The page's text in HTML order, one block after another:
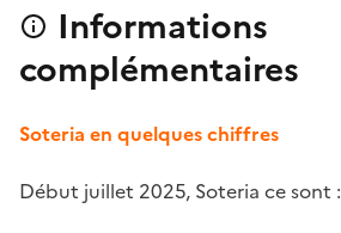
Informations
complémentaires
Soteria en quelques chiffres
Début juillet 2025, Soteria ce sont :